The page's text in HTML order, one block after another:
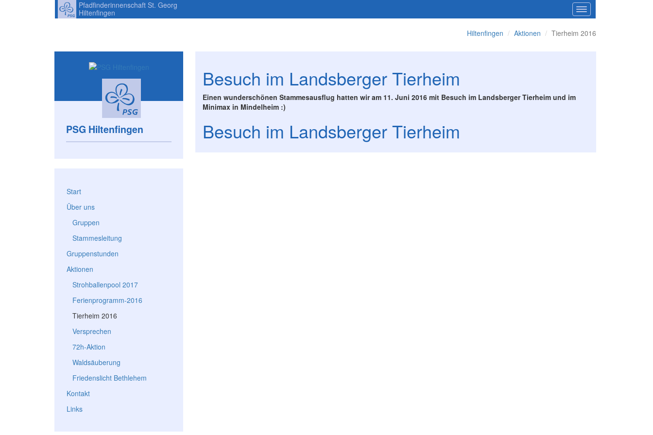
Pfadfinderinnenschaft St. Georg
Hiltenfingen
Hiltenfingen Aktionen Tierheim 2016
Besuch im Landsberger Tierheim
Einen wunderschönen Stammesausflug hatten wir am 11. Juni 2016 mit Besuch im Landsberger Tierheim und im
Minimax in Mindelheim :)
Besuch im Landsberger Tierheim
PSG Hiltenfingen
Start
Über uns
Gruppen
Stammesleitung
Gruppenstunden
Aktionen
Strohballenpool 2017
Ferienprogramm-2016
Tierheim 2016
Versprechen
72h-Aktion
Waldsäuberung
Friedenslicht Bethlehem
Kontakt
Links